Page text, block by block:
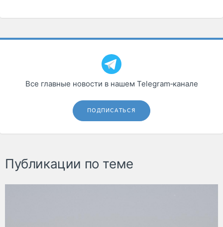
Все главные новости в нашем Telegram‑канале
ПОДПИСАТЬСЯ
Публикации по теме